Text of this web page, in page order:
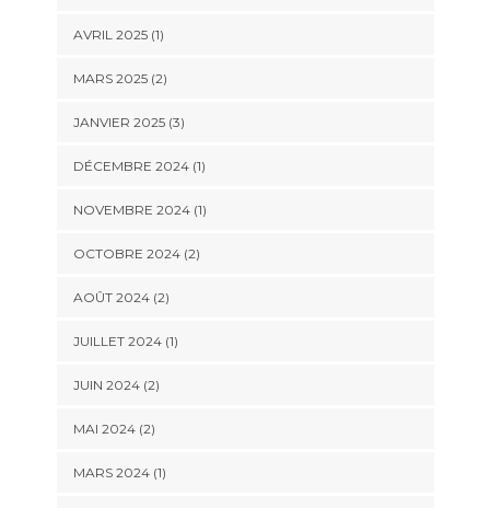
AVRIL 2025(1)
MARS 2025(2)
JANVIER 2025(3)
DÉCEMBRE 2024(1)
NOVEMBRE 2024(1)
OCTOBRE 2024(2)
AOÛT 2024(2)
JUILLET 2024(1)
JUIN 2024(2)
MAI 2024(2)
MARS 2024(1)